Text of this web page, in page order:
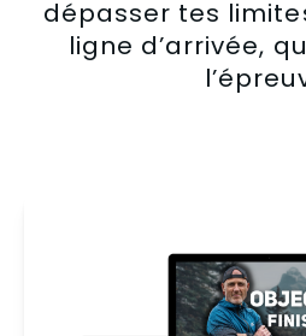
dépasser tes
ligne d’arrivée,